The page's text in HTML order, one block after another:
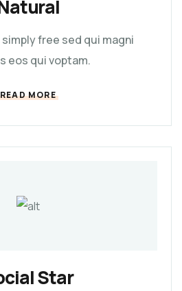
free sed qui magni
eos qui voptam.
READ MORE
Star